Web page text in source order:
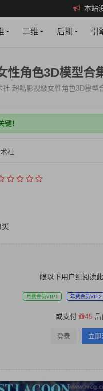
本站
二维 后期 引
性角色3D模型合
社-超酷影视级女性角色3D模型
在网盘内解压或打开，会和
！
，稍等一下，刷新即可！
在网盘内解压或打开，会和谐
键！
，稍等一下，刷新即可！
资源，需要什么权限，建议
社
限以下用户组阅读
月费会员VIP1 年费会员VIP2
或支付 45
登录 立